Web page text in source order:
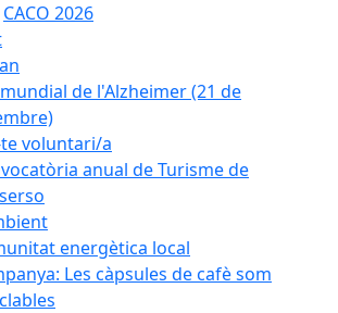
CACO 2026
de l'Alzheimer (21 de
te voluntari/a
anual de Turisme de
energètica local
Les càpsules de cafè som